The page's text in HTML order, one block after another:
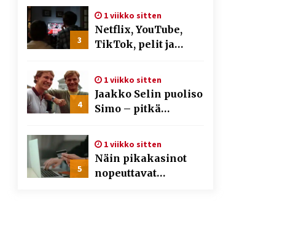
toimittajasta
tiedetään?
3
1 viikko sitten
Netflix, YouTube,
TikTok, pelit ja
samaa ilmiötä
4
1 viikko sitten
Jaakko Selin puoliso
Simo – pitkä
elämäntyö ja ura
5
1 viikko sitten
Näin pikakasinot
nopeuttavat